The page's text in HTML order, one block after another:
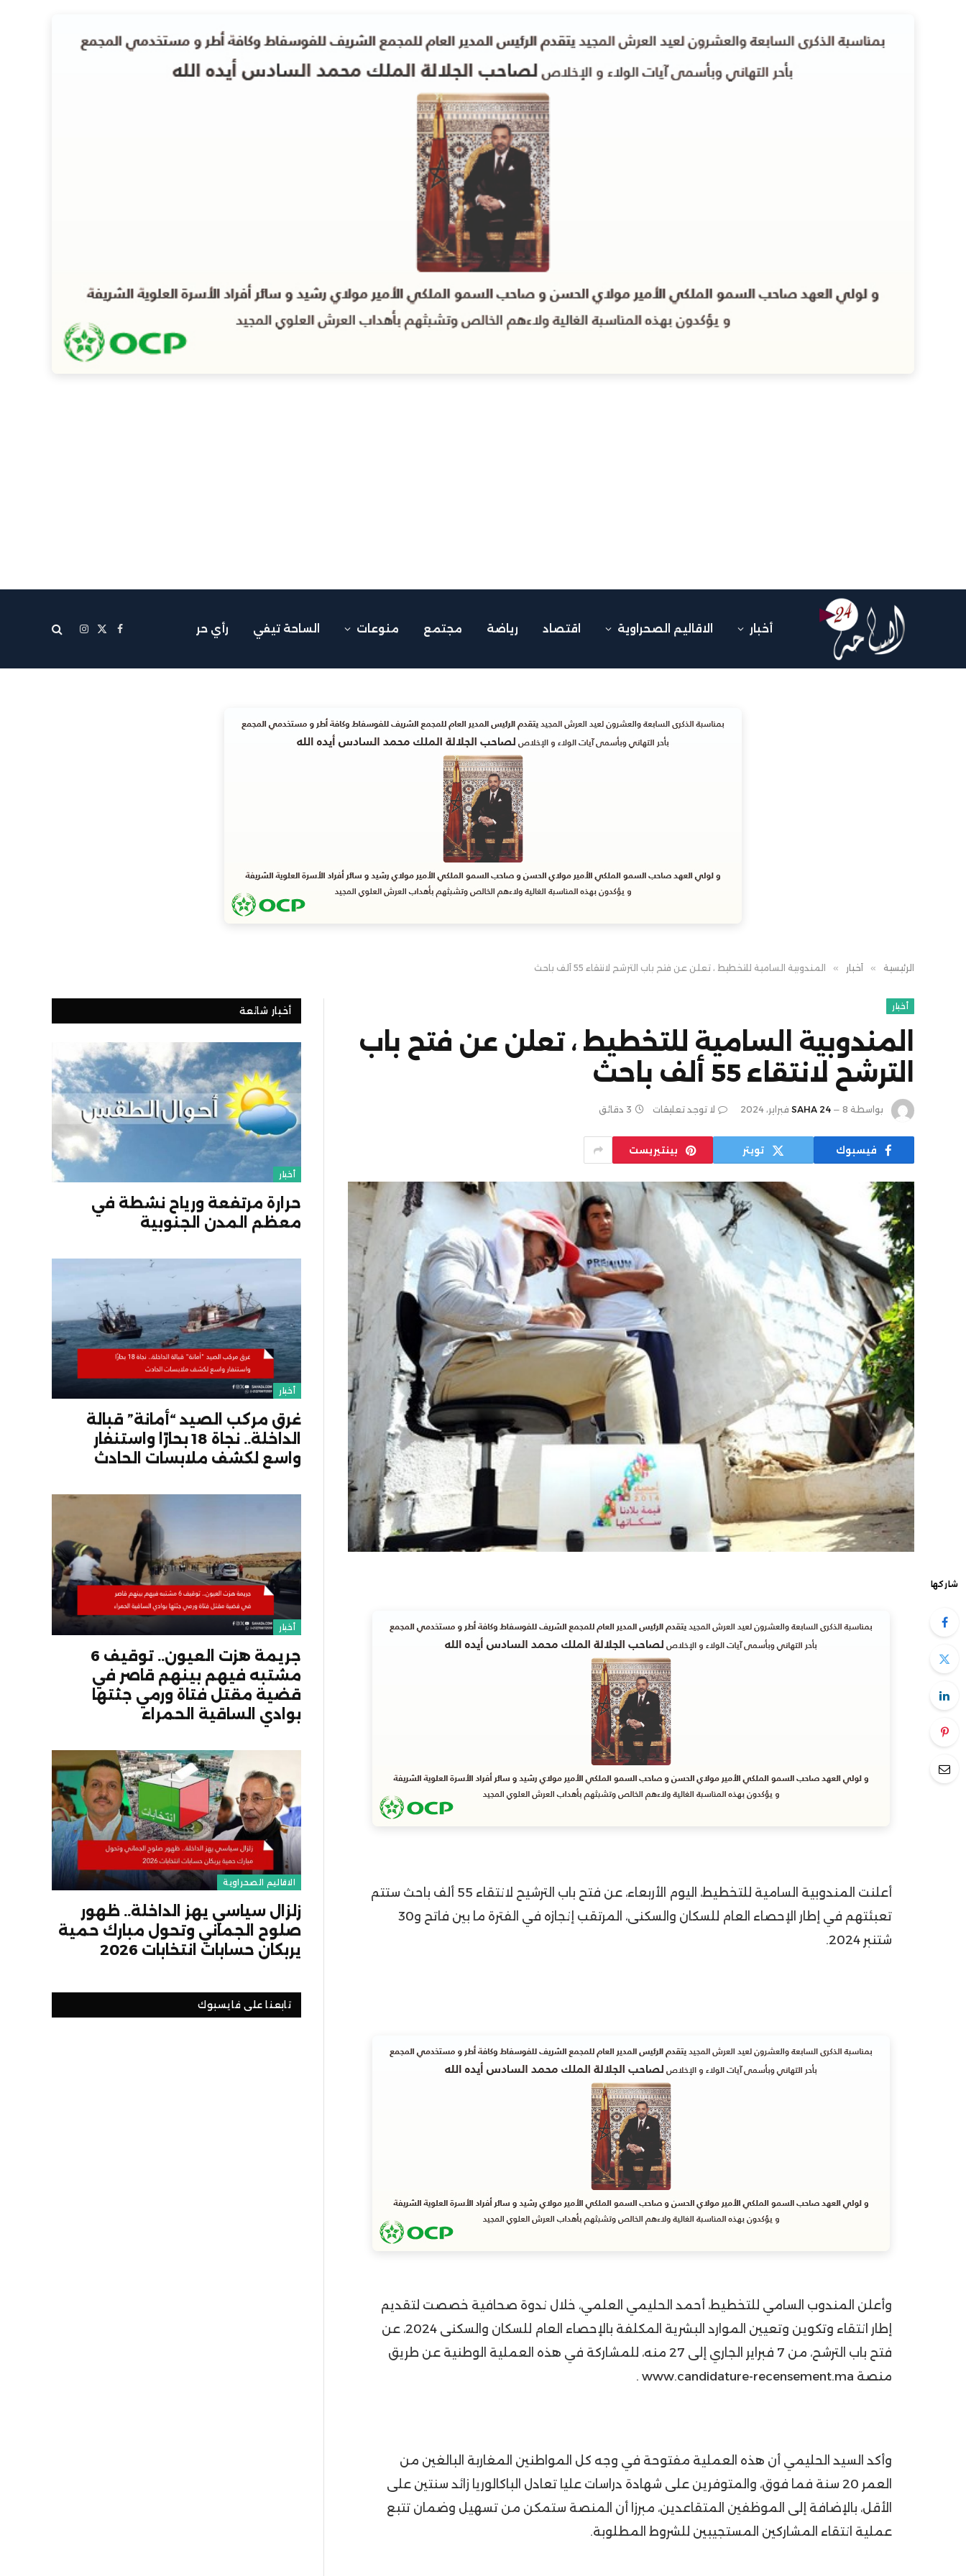
أخبار الاقاليم الصحراوية اقتصاد رياضة مجتمع منوعات الساحة تيفي رأي حر فيسبوك
X
الانستغرام
الرئيسية » أخبار » المندوبية السامية للتخطيط ، تعلن عن فتح باب الترشح لانتقاء 55 ألف باحث
أخبار
المندوبية السامية للتخطيط ، تعلن عن فتح باب
الترشح لانتقاء 55 ألف باحث
بواسطة SAHA 24 8 فبراير، 2024 لا توجد تعليقات 3 دقائق
فيسبوك تويتر بينتيريست
شاركها
أعلنت المندوبية السامية للتخطيط، اليوم الأربعاء، عن فتح باب الترشيح لانتقاء 55 ألف باحث ستتم
تعبئتهم في إطار الإحصاء العام للسكان والسكنى، المرتقب إنجازه في الفترة ما بين فاتح و30
شتنبر 2024.
وأعلن المندوب السامي للتخطيط، أحمد الحليمي العلمي، خلال ندوة صحافية خصصت لتقديم
إطار انتقاء وتكوين وتعيين الموارد البشرية المكلفة بالإحصاء العام للسكان والسكنى 2024، عن
فتح باب الترشح، من 7 فبراير الجاري إلى 27 منه، للمشاركة في هذه العملية الوطنية عن طريق
منصة www.candidature-recensement.ma .
وأكد السيد الحليمي أن هذه العملية مفتوحة في وجه كل المواطنين المغاربة البالغين من
العمر 20 سنة فما فوق، والمتوفرين على شهادة دراسات عليا تعادل الباكالوريا زائد سنتين على
الأقل، بالإضافة إلى الموظفين المتقاعدين، مبرزا أن المنصة ستمكن من تسهيل وضمان تتبع
عملية انتقاء المشاركين المستجيبين للشروط المطلوبة.
أخبار شائعة
أخبار
حرارة مرتفعة ورياح نشطة في
معظم المدن الجنوبية
أخبار
غرق مركب الصيد “أمانة” قبالة
الداخلة.. نجاة 18 بحارًا واستنفار
واسع لكشف ملابسات الحادث
أخبار
جريمة هزت العيون.. توقيف 6
مشتبه فيهم بينهم قاصر في
قضية مقتل فتاة ورمي جثتها
بوادي الساقية الحمراء
الاقاليم الصحراوية
زلزال سياسي يهز الداخلة.. ظهور
صلوح الجماني وتحول مبارك حمية
يربكان حسابات انتخابات 2026
تابعنا على فايسبوك